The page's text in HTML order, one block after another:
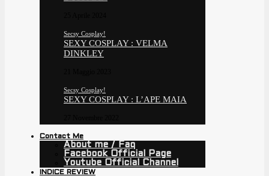
Secsy Cosplay!
SEXY COSPLAY : VELMA
DINKLEY
Secsy Cosplay!
SEXY COSPLAY : L’APE MAIA
Contact Me
About me / Faq
Facebook Official Page
Youtube Official Channel
INDICE REVIEW